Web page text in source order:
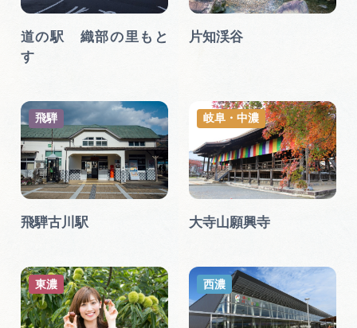
フォトライブラリー
お問い合わせ
運営組織
広告掲載
道の駅 織部の里もと
す
片知渓谷
飛騨古川駅
飛騨
大寺山願興寺
岐阜・中濃
東濃 西濃